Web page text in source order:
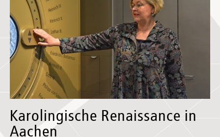
Karolingische Renaissance in
Aachen